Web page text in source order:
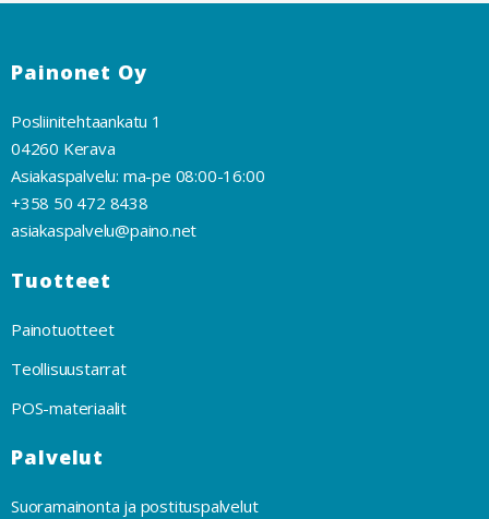
Painonet Oy
Posliinitehtaankatu 1
04260 Kerava
Asiakaspalvelu: ma-pe 08:00-16:00
+358 50 472 8438
asiakaspalvelu@paino.net
Tuotteet
Painotuotteet
Teollisuustarrat
POS-materiaalit
Palvelut
Suoramainonta ja postituspalvelut